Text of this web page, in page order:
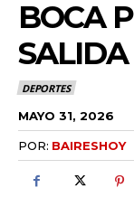
BOCA
SALIDA
DEPORTES
MAYO 31, 2026
POR: BAIRESHOY